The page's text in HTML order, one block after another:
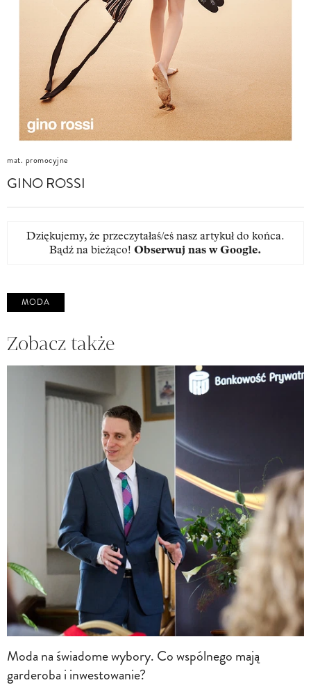
mat. promocyjne
GINO ROSSI
Dziękujemy, że przeczytałaś/eś nasz artykuł do końca.
Bądź na bieżąco! Obserwuj nas w Google.
MODA
Zobacz także
Moda na świadome wybory. Co wspólnego mają
garderoba i inwestowanie?